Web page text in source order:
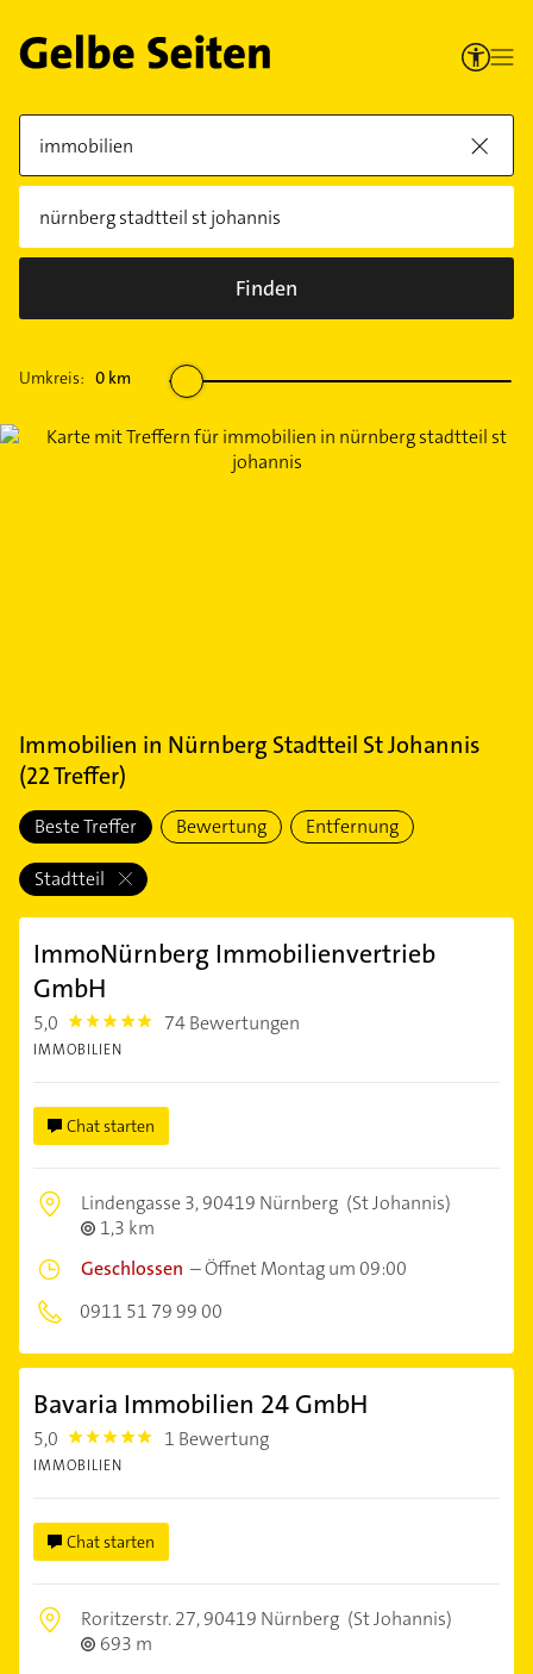
Finden
Umkreis: 0 km
Immobilien in Nürnberg Stadtteil St Johannis
(22Treffer)
Beste Treffer Bewertung Entfernung
Stadtteil
ImmoNürnberg Immobilienvertrieb
GmbH
5,0 5.0 74 Bewertungen
IMMOBILIEN
Chat starten
Lindengasse 3,90419 Nürnberg (St Johannis)
1,3 km
Geschlossen –Öffnet Montag um 09:00
0911 51 79 99 00
Bavaria Immobilien 24 GmbH
5,0 5.0 1 Bewertung
IMMOBILIEN
Chat starten
Roritzerstr. 27,90419 Nürnberg (St Johannis)
693 m